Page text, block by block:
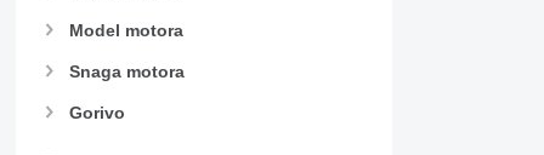
938
955
Model motora
Snaga motora
Gorivo